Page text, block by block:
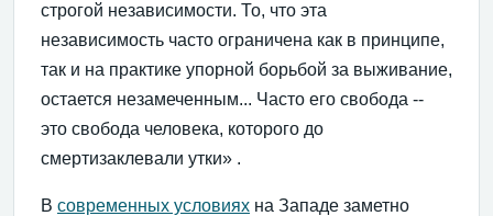
строгой независимости. То, что эта
независимость часто ограничена как в принципе,
так и на практике упорной борьбой за выживание,
остается незамеченным... Часто его свобода --
это свобода человека, которого до
смертизаклевали утки» .
В современных условиях на Западе заметно